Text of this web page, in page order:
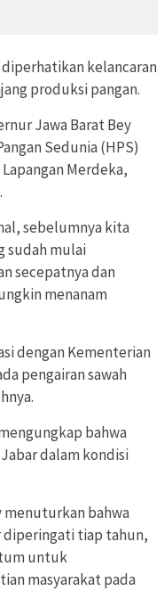
kelancaran
produksi pangan.
Jawa Barat Bey
Sedunia (HPS)
Merdeka,
sebelumnya kita
sudah mulai
secepatnya dan
menanam
dengan Kementerian
pengairan sawah
bahwa
dalam kondisi
menuturkan bahwa
diperingati tiap tahun,
untuk
masyarakat pada